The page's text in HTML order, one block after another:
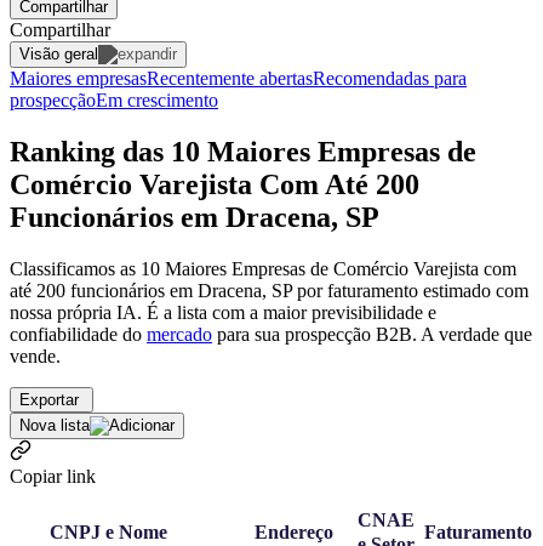
Compartilhar
Compartilhar
Visão geral
Maiores empresasRecentemente abertasRecomendadas para
prospecçãoEm crescimento
Ranking das 10 Maiores Empresas de
Comércio Varejista Com Até 200
Funcionários em Dracena, SP
Classificamos as 10 Maiores Empresas de Comércio Varejista com
até 200 funcionários em Dracena, SP por faturamento estimado com
nossa própria IA. É a lista com a maior previsibilidade e
confiabilidade do mercado para sua prospecção B2B. A verdade que
vende.
Exportar
Nova lista
Copiar link
CNPJ e Nome Endereço
CNAE
Faturamento